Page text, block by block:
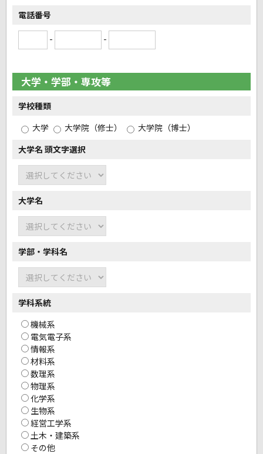
電話番号
- -
大学・学部・専攻等
学校種類
大学
大学院（修士）
大学院（博士）
大学名 頭文字選択
大学名
学部・学科名
学科系統
機械系
電気電子系
情報系
材料系
数理系
物理系
化学系
生物系
経営工学系
土木・建築系
その他